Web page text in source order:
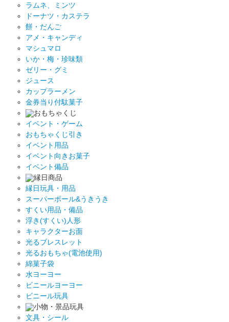
ラムネ、ミンツ
ドーナツ・カステラ
餅・だんご
アメ・キャンディ
マシュマロ
いか・梅・珍味類
ゼリー・グミ
ジュース
カップラーメン
金券当り付駄菓子
おもちゃくじ
イベント・ゲーム
おもちゃくじ引き
イベント用品
イベント向きお菓子
イベント備品
縁日商品
縁日玩具・用品
スーパーボール&うきうき
すくい用品・備品
浮き(すくい)人形
キャラクターお面
光るブレスレット
光るおもちゃ(電池使用)
綿菓子袋
水ヨーヨー
ビニールヨーヨー
ビニール玩具
小物・景品玩具
文具・シール